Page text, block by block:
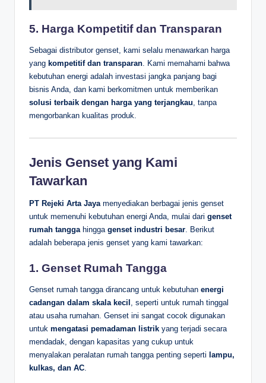
5. Harga Kompetitif dan Transparan
Sebagai distributor genset, kami selalu menawarkan harga
yang kompetitif dan transparan. Kami memahami bahwa
kebutuhan energi adalah investasi jangka panjang bagi
bisnis Anda, dan kami berkomitmen untuk memberikan
solusi terbaik dengan harga yang terjangkau, tanpa
mengorbankan kualitas produk.
Jenis Genset yang Kami
Tawarkan
PT Rejeki Arta Jayamenyediakan berbagai jenis genset
untuk memenuhi kebutuhan energi Anda, mulai dari genset
rumah tanggahingga genset industri besar. Berikut
adalah beberapa jenis genset yang kami tawarkan:
1. Genset Rumah Tangga
Genset rumah tangga dirancang untuk kebutuhan energi
cadangan dalam skala kecil , seperti untuk rumah tinggal
atau usaha rumahan. Genset ini sangat cocok digunakan
untuk mengatasi pemadaman listrik yang terjadi secara
mendadak, dengan kapasitas yang cukup untuk
menyalakan peralatan rumah tangga penting seperti lampu,
kulkas, dan AC.